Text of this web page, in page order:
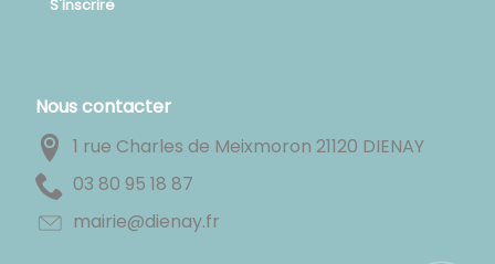
S'inscrire
Nous contacter
1 rue Charles de Meixmoron 21120 DIENAY
78 81 59 08 30
rf.yaneid@eiriam